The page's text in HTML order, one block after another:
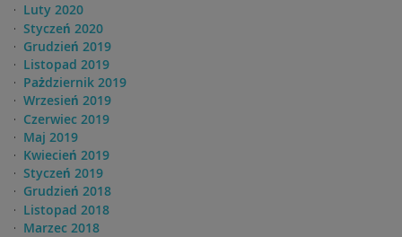
Luty 2020
Styczeń 2020
Grudzień 2019
Listopad 2019
Pażdziernik 2019
Wrzesień 2019
Czerwiec 2019
Maj 2019
Kwiecień 2019
Styczeń 2019
Grudzień 2018
Listopad 2018
Marzec 2018